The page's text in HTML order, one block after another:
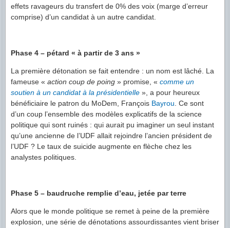
effets ravageurs du transfert de 0% des voix (marge d’erreur
comprise) d’un candidat à un autre candidat.
Phase 4 – pétard « à partir de 3 ans »
La première détonation se fait entendre : un nom est lâché. La
fameuse « action coup de poing » promise, « comme un
soutien à un candidat à la présidentielle », a pour heureux
bénéficiaire le patron du MoDem, François Bayrou . Ce sont
d’un coup l’ensemble des modèles explicatifs de la science
politique qui sont ruinés : qui aurait pu imaginer un seul instant
qu’une ancienne de l’UDF allait rejoindre l’ancien président de
l’UDF ? Le taux de suicide augmente en flèche chez les
analystes politiques.
Phase 5 – baudruche remplie d’eau, jetée par terre
Alors que le monde politique se remet à peine de la première
explosion, une série de dénotations assourdissantes vient briser